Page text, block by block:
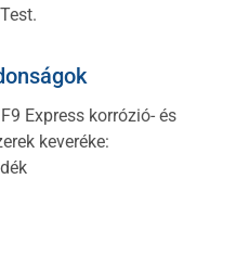
Express korrózió- és
keveréke: